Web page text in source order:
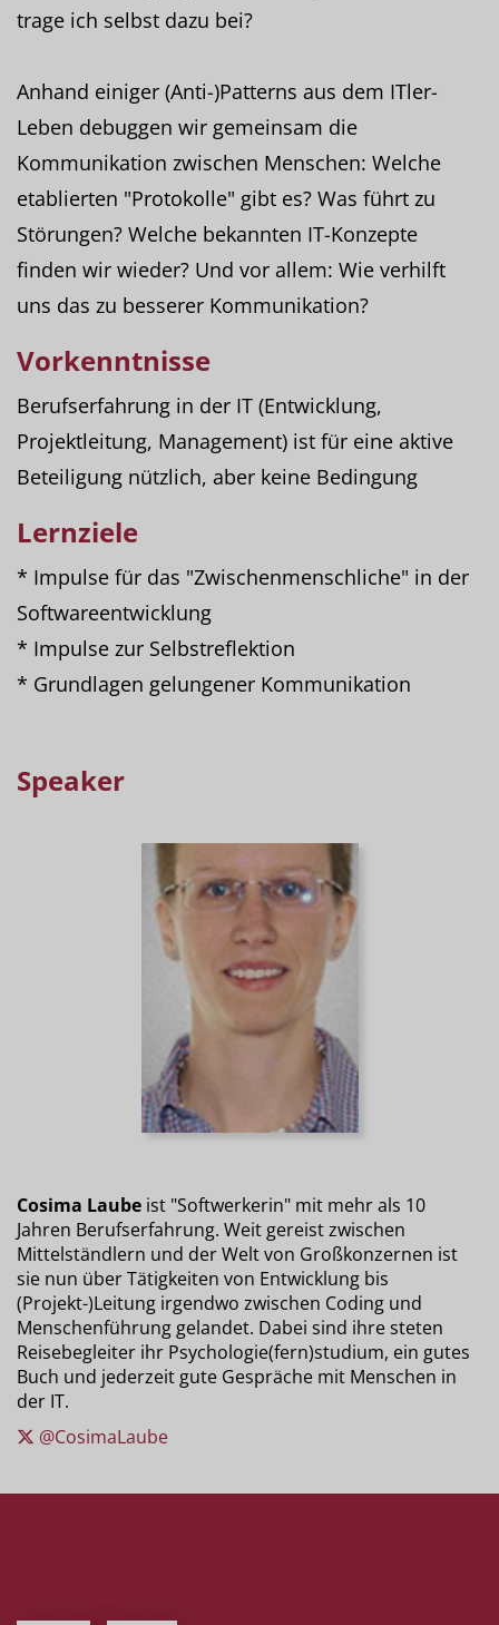
trage ich selbst dazu bei?
Anhand einiger (Anti-)Patterns aus dem ITler-
Leben debuggen wir gemeinsam die
Kommunikation zwischen Menschen: Welche
etablierten "Protokolle" gibt es? Was führt zu
Störungen? Welche bekannten IT-Konzepte
finden wir wieder? Und vor allem: Wie verhilft
uns das zu besserer Kommunikation?
Vorkenntnisse
Berufserfahrung in der IT (Entwicklung,
Projektleitung, Management) ist für eine aktive
Beteiligung nützlich, aber keine Bedingung
Lernziele
* Impulse für das "Zwischenmenschliche" in der
Softwareentwicklung
* Impulse zur Selbstreflektion
* Grundlagen gelungener Kommunikation
Speaker
Cosima Laube ist "Softwerkerin" mit mehr als 10
Jahren Berufserfahrung. Weit gereist zwischen
Mittelständlern und der Welt von Großkonzernen ist
sie nun über Tätigkeiten von Entwicklung bis
(Projekt-)Leitung irgendwo zwischen Coding und
Menschenführung gelandet. Dabei sind ihre steten
Reisebegleiter ihr Psychologie(fern)studium, ein gutes
Buch und jederzeit gute Gespräche mit Menschen in
der IT.
@CosimaLaube